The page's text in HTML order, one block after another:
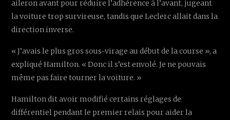
aileron avant pour réduire l’adhérence à l’avant, jugeant
la voiture trop survireuse, tandis que Leclerc allait dans la
direction inverse.
« J’avais le plus gros sous-virage au début de la course », a
expliqué Hamilton. « Donc il s’est envolé. Je ne pouvais
même pas faire tourner la voiture. »
Hamilton dit avoir modifié certains réglages de
différentiel pendant le premier relais pour aider la